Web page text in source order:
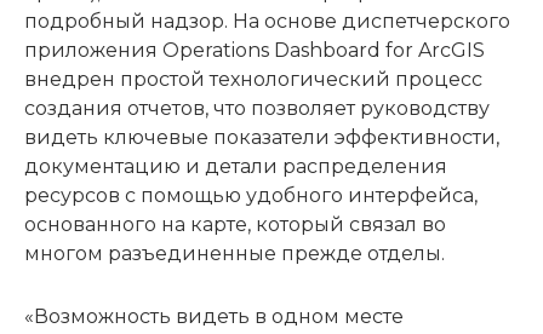
подробный надзор. На основе диспетчерского
приложения Operations Dashboard for ArcGIS
внедрен простой технологический процесс
создания отчетов, что позволяет руководству
видеть ключевые показатели эффективности,
документацию и детали распределения
ресурсов с помощью удобного интерфейса,
основанного на карте, который связал во
многом разъединенные прежде отделы.
«Возможность видеть в одном месте